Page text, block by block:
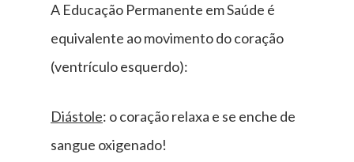
A Educação Permanente em Saúde é
equivalente ao movimento do coração
(ventrículo esquerdo):
Diástole: o coração relaxa e se enche de
sangue oxigenado!